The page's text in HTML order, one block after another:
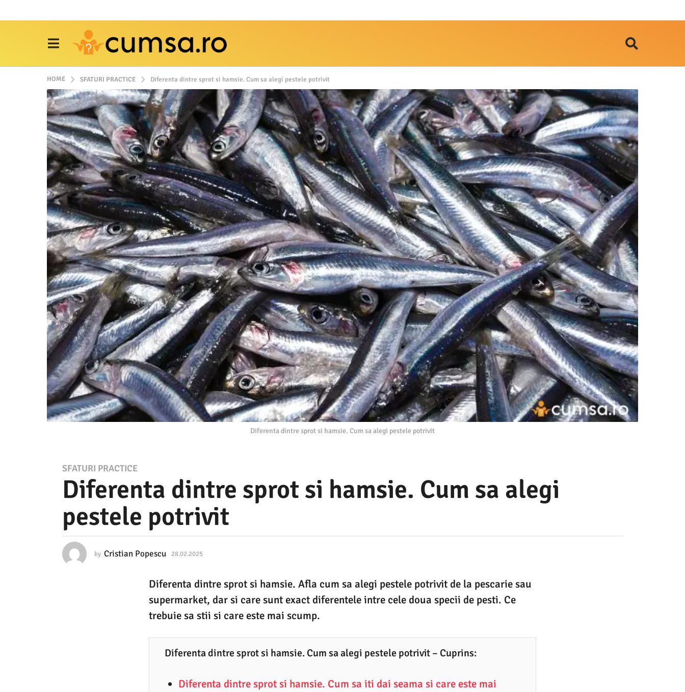
HOME SFATURI PRACTICE Diferenta dintre sprot si hamsie. Cum sa alegi pestele potrivit
Diferenta dintre sprot si hamsie. Cum sa alegi pestele potrivit
2
8
.
0
2
.
2
SFATURI PRACTICE
Diferenta dintre sprot si hamsie. Cum sa alegi
pestele potrivit
by Cristian Popescu 28.02.2025
0
.
2
0
5
Diferenta dintre sprot si hamsie. Afla cum sa alegi pestele potrivit de la pescarie sau
supermarket, dar si care sunt exact diferentele intre cele doua specii de pesti. Ce
trebuie sa stii si care este mai scump.
Diferenta dintre sprot si hamsie. Cum sa alegi pestele potrivit – Cuprins:
Diferenta dintre sprot si hamsie. Cum sa iti dai seama si care este mai